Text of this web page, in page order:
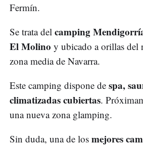
Fermín.
Se trata del camping
El Molino y ubicado a orillas del
zona media de Navarra.
Este camping dispone de spa,
climatizadas cubiertas.
una nueva zona glamping.
Sin duda, una de los mejores